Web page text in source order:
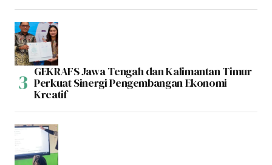
GEKRAFS Jawa Tengah dan Kalimantan Timur
Perkuat Sinergi Pengembangan Ekonomi
Kreatif